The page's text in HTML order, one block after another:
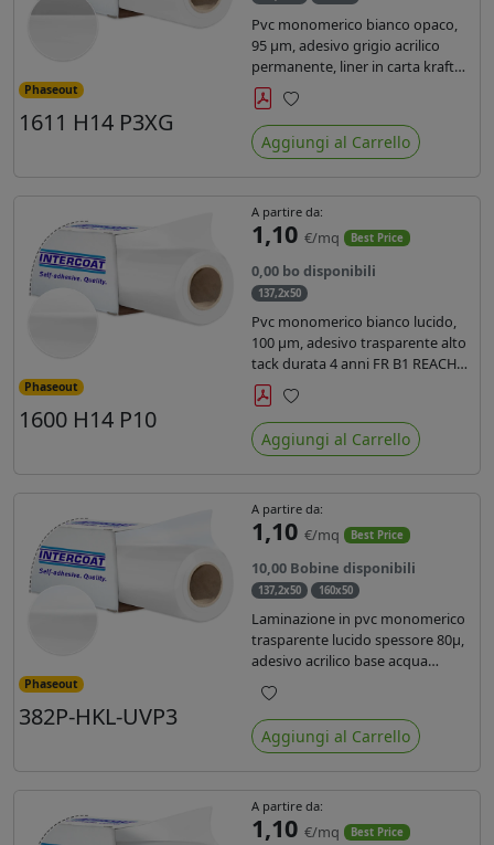
Phaseout
1611 H14 P3XG
Pvc monomerico bianco opaco,
95 µm, adesivo grigio acrilico
permanente, liner in carta kraft
siliconata 135gr/mq. Durata 3
anni, certificato FR B1, conforme
al REACH, stampa con ink
solvente, ecosolvente, uv e latex (
Preferiti
Aggiungi al Carrello
Phaseout
1600 H14 P10
A partire da:
1,10 €/mq Best Price
0,00 bo disponibili
137,2x50
Pvc monomerico bianco lucido,
100 µm, adesivo trasparente alto
tack durata 4 anni FR B1 REACH
per stampa solvente ecosolvente
uv latex, Liner in carta KRAFT
monosiliconata 135gr. brand
Intercoat.
Preferiti
Aggiungi al Carrello
Phaseout
382P-HKL-UVP3
A partire da:
1,10 €/mq Best Price
10,00 Bobine disponibili
137,2x50 160x50
Laminazione in pvc monomerico
trasparente lucido spessore 80µ,
adesivo acrilico base acqua
permanente, liner in carta
glassine siliconata da 72 gr. Durata
3 anni, ideale per laminare stampe
con ink solvente, eco-solvente e
Preferiti
Aggiungi al Carrello
A partire da:
1,10 €/mq Best Price